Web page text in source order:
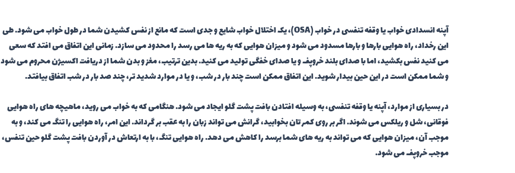
آپنه انسدادی خواب یا وقفه تنفسی در خواب (OSA)، یک اختلال خواب شایع و جدی است که مانع از نفس کشیدن شما در طول خواب می شود. طی
این رخداد، راه هوايی بارها و بارها مسدود می شود و میزان هوايی که به ریه ها می رسد را محدود می سازد. زمانی این اتفاق می افتد که سعی
می کنید نفس بکشید، اما با صدای بلند خروپف و یا صدای خفگی تولید می کنید. بدین ترتیب، مغز و بدن شما از دریافت اکسیژن محروم می شود
و شما ممکن است در این حین بیدار شوید. این اتفاق ممکن است چند بار در شب، و یا در موارد شدید تر، چند صد بار در شب اتفاق بیافتد.
در بسیاری از موارد، آپنه یا وقفه تنفسی، به وسیله افتادن بافت پشت گلو ایجاد می شود. هنگامی که به خواب می روید، ماهیچه های راه هوایی
فوقانی، شل و ریلکس می شوند. اگر بر روی کمر تان بخوابید، گرانش می تواند زبان را به عقب بر گرداند. این امر، راه هوایی را تنگ می کند، و به
موجب آن، میزان هوایی که می تواند به ریه های شما برسد را کاهش می دهد. راه هوایی تنگ، با به ارتعاش در آوردن بافت پشت گلو حین تنفس،
موجب خروپف می شود.